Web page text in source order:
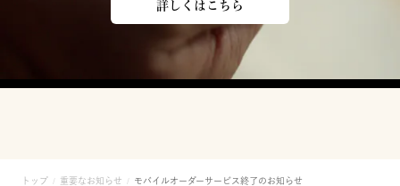
詳しくはこちら
トップ 重要なお知らせ モバイルオーダーサービス終了のお知らせ